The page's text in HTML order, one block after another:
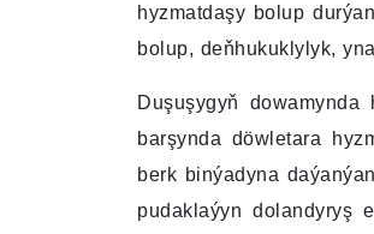
hyzmatdaşy bolup
bolup, deňhukuklylyk,
Duşuşygyň
barşynda döwletara
berk binýadyna
pudaklaýyn dolandyryş